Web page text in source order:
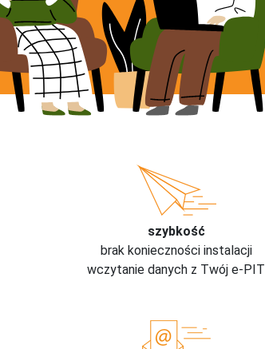
szybkość
brak konieczności instalacji
wczytanie danych z Twój e-PIT